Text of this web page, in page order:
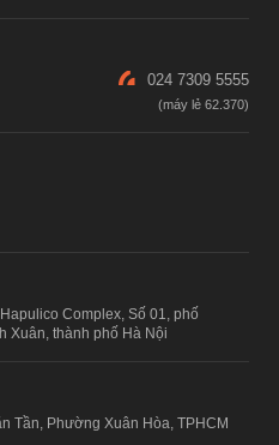
024 7309 5555
Complex, Số 01, phố
Xuân, thành phố Hà Nội
Tần, Phường Xuân Hòa, TPHCM